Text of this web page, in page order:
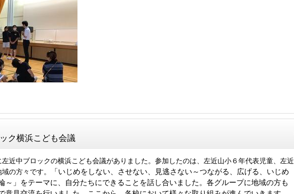
ク横浜こども会議
近中ブロックの横浜こども会議がありました。参加したのは、左近山小６年代表児童、左近
の方々です。
「いじめをしない、させない、見逃さない～つながる、広げる、いじめ
～」をテーマに、自分たちにできることを話し合いました。各グループに地域の方も